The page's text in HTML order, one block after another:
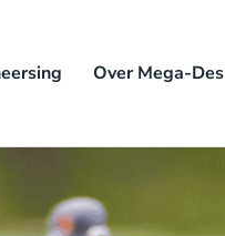
Over Mega-Des